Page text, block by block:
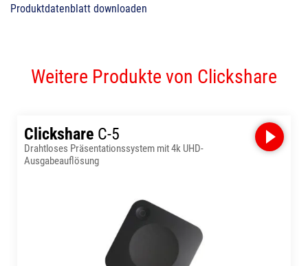
Produktdatenblatt downloaden
Weitere Produkte von Clickshare
Clickshare C-5
Drahtloses Präsentationssystem mit 4k UHD-
Ausgabeauflösung